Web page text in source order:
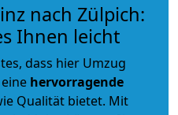
nach Zülpich:
Ihnen leicht
dass hier Umzug
hervorragende
Qualität bietet. Mit